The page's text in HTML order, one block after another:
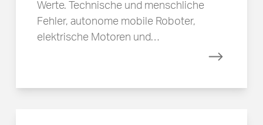
Werte. Technische und menschliche
Fehler, autonome mobile Roboter,
elektrische Motoren und…
Mehr